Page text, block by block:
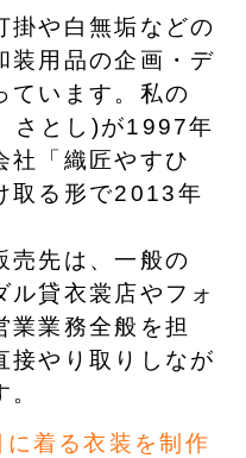
掛や白無垢などの
装用品の企画・デ
ています。私の
さとし)が1997年
社「織匠やすひ
取る形で2013年
売先は、一般の
ル貸衣裳店やフォ
業業務全般を担
接やり取りしなが
着る衣装を制作